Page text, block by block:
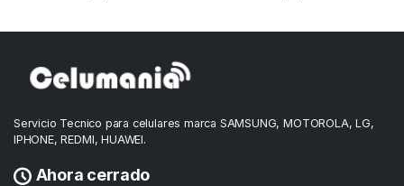
Servicio Tecnico para celulares marca SAMSUNG, MOTOROLA, LG,
IPHONE, REDMI, HUAWEI.
Ahora cerrado